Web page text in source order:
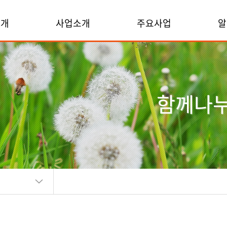
사업소개 주요사업
함께나